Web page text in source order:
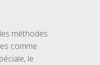
méthodes
comme
le